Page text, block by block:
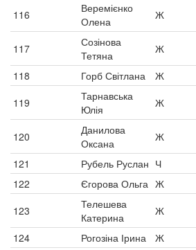
116
Веремієнко
Олена
Ж
117
Созінова
Тетяна
Ж
118
Горб Світлана Ж
119
Тарнавська
Юлія
Ж
120
Данилова
Оксана
Ж
121
Рубель Руслан Ч
122
Єгорова Ольга Ж
123
Телешева
Катерина
Ж
124
Рогозіна Ірина Ж